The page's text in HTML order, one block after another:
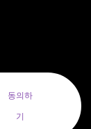
동의하
기